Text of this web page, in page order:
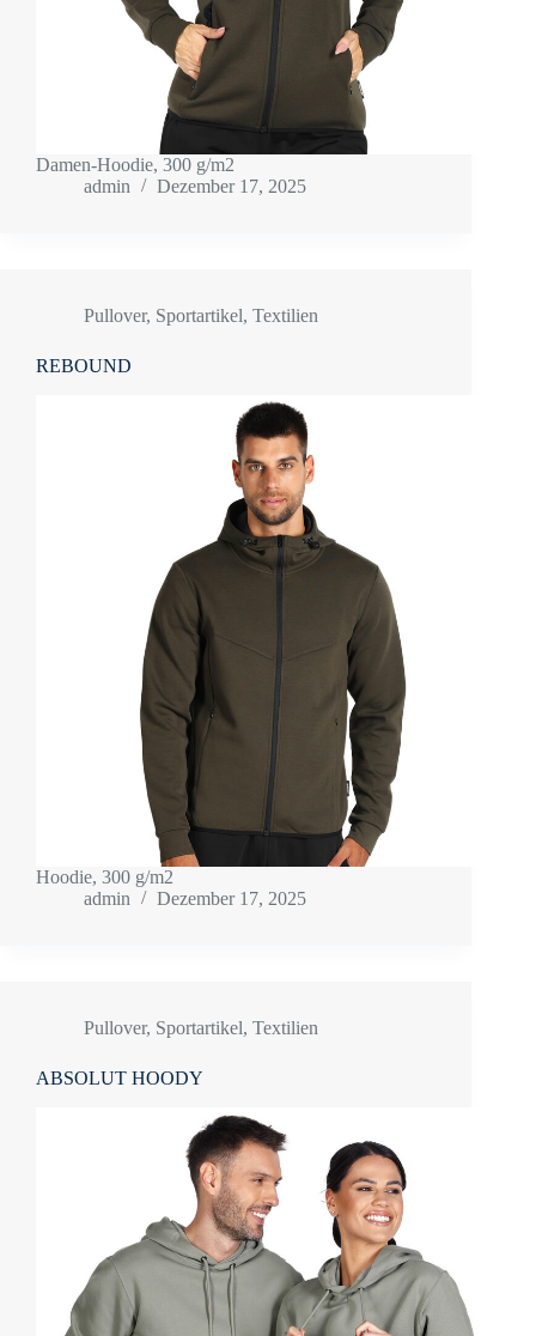
Damen-Hoodie, 300 g/m2
admin
Dezember 17, 2025
Pullover, Sportartikel, Textilien
REBOUND
Hoodie, 300 g/m2
admin
Dezember 17, 2025
Pullover, Sportartikel, Textilien
ABSOLUT HOODY